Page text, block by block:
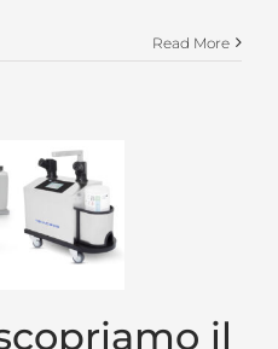
Read More
il